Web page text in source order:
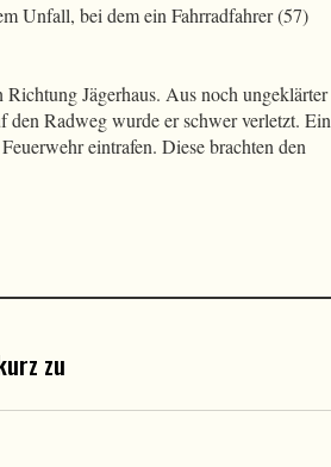
Unfall, bei dem ein Fahrradfahrer (57)
Jägerhaus. Aus noch ungeklärter
Radweg wurde er schwer verletzt. Ein
eintrafen. Diese brachten den
zu